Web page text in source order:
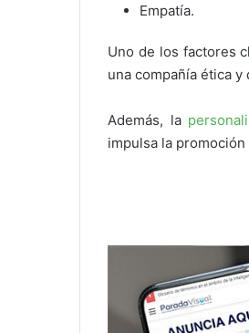
Empatía.
Uno de los factores
una compañía ética
Además, la
impulsa la